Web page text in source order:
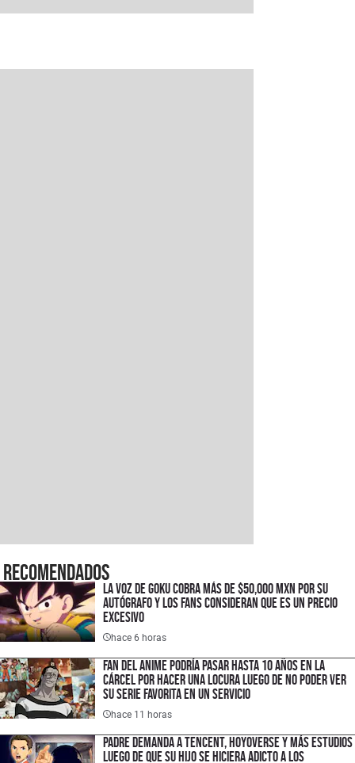
Recomendados
La voz de Goku cobra más de $50,000 MXN por su
autógrafo y los fans consideran que es un precio
excesivo
hace 6 horas
Fan del anime podría pasar hasta 10 años en la
cárcel por hacer una locura luego de no poder ver
su serie favorita en un servicio
hace 11 horas
Padre demanda a Tencent, HoyoVerse y más estudios
luego de que su hijo se hiciera adicto a los